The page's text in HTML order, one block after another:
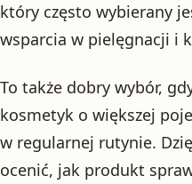
który często wybierany
wsparcia w pielęgnacji i
To także dobry wybór,
kosmetyk o większej
w regularnej rutynie.
ocenić, jak produkt